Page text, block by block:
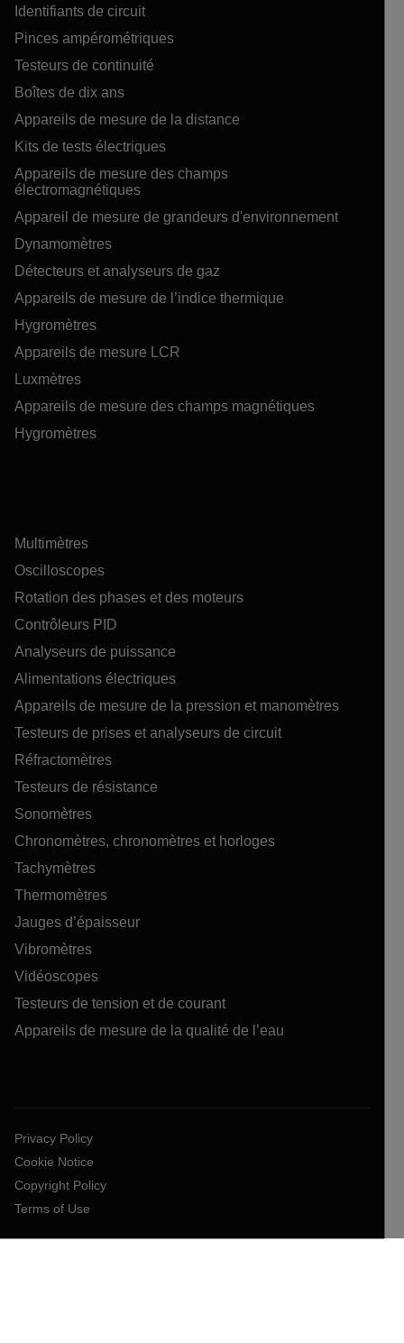
Identifiants de circuit
Pinces ampérométriques
Testeurs de continuité
Boîtes de dix ans
Appareils de mesure de la distance
Kits de tests électriques
Appareils de mesure des champs
électromagnétiques
Appareil de mesure de grandeurs d'environnement
Dynamomètres
Détecteurs et analyseurs de gaz
Appareils de mesure de l’indice thermique
Hygromètres
Appareils de mesure LCR
Luxmètres
Appareils de mesure des champs magnétiques
Hygromètres
Multimètres
Oscilloscopes
Rotation des phases et des moteurs
Contrôleurs PID
Analyseurs de puissance
Alimentations électriques
Appareils de mesure de la pression et manomètres
Testeurs de prises et analyseurs de circuit
Réfractomètres
Testeurs de résistance
Sonomètres
Chronomètres, chronomètres et horloges
Tachymètres
Thermomètres
Jauges d’épaisseur
Vibromètres
Vidéoscopes
Testeurs de tension et de courant
Appareils de mesure de la qualité de l’eau
Privacy Policy
Cookie Notice
Copyright Policy
Terms of Use